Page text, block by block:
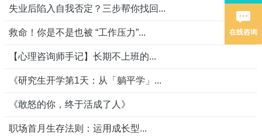
失业后陷入自我否定？三步帮你找回...
救命！你是不是也被 “工作压力”...
【心理咨询师手记】长期不上班的...
《研究生开学第1天：从「躺平学」...
《敢怒的你，终于活成了人》
职场首月生存法则：运用成长型...
在线咨询